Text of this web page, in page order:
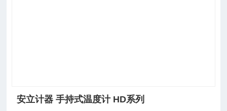
安立计器 手持式温度计 HD系列